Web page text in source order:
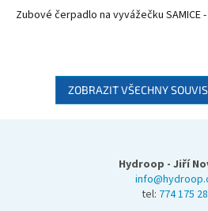
Zubové čerpadlo na vyvážečku SAMICE -
ZOBRAZIT VŠECHNY
Hydroop - Jiří
tel: 774 175